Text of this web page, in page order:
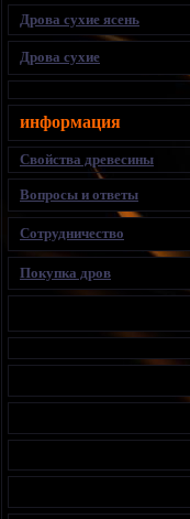
Дрова сухие ясень
Дрова сухие
информация
Свойства древесины
Вопросы и ответы
Сотрудничество
Покупка дров